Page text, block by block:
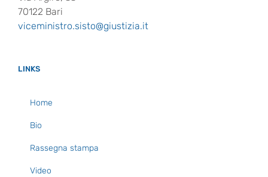
70122 Bari
viceministro.sisto@giustizia.it
LINKS
Home
Bio
Rassegna stampa
Video